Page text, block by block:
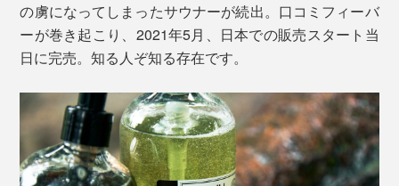
の虜になってしまったサウナーが続出。口コミフィーバ
ーが巻き起こり、2021年5月、日本での販売スタート当
日に完売。知る人ぞ知る存在です。